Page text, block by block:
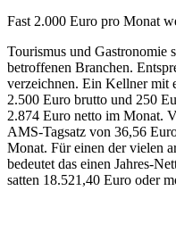
Fast 2.000 Euro pro Monat
Tourismus und Gastronomie
betroffenen Branchen.
verzeichnen. Ein Kellner mit
2.500 Euro brutto und 250
2.874 Euro netto im Monat.
AMS-Tagsatz von 36,56
Monat. Für einen der vielen
bedeutet das einen Jahres-
satten 18.521,40 Euro oder